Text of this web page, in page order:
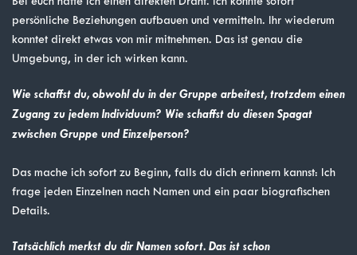
persönliche Beziehungen aufbauen und vermitteln. Ihr wiederum
konntet direkt etwas von mir mitnehmen. Das ist genau die
Umgebung, in der ich wirken kann.
Wie schaffst du, obwohl du in der Gruppe arbeitest, trotzdem einen
Zugang zu jedem Individuum? Wie schaffst du diesen Spagat
zwischen Gruppe und Einzelperson?
Das mache ich sofort zu Beginn, falls du dich erinnern kannst: Ich
frage jeden Einzelnen nach Namen und ein paar biografischen
Details.
Tatsächlich merkst du dir Namen sofort. Das ist schon